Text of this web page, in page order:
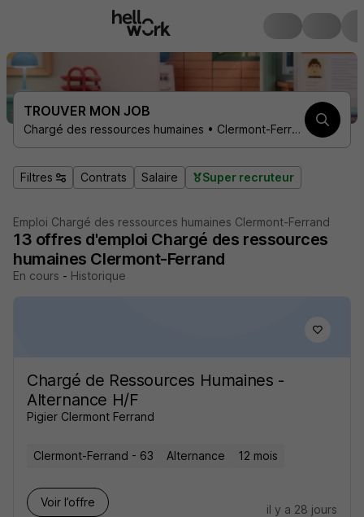
TROUVER MON JOB
Chargé des ressources humaines • Clermont-Ferrand 63000
Filtres Contrats Salaire Super recruteur
Emploi Chargé des ressources humaines Clermont-Ferrand
13 offres d'emploi Chargé des ressources
humaines Clermont-Ferrand
En cours - Historique
Chargé de Ressources Humaines -
Alternance H/F
Pigier Clermont Ferrand
Clermont-Ferrand - 63 Alternance 12 mois
Voir l’offre
il y a 28 jours